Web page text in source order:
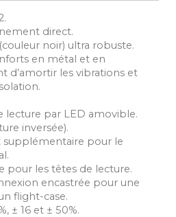
direct.
noir) ultra robuste.
en métal et en
d’amortir les vibrations et
lecture par LED amovible.
inversée).
pour le
pour les têtes de lecture.
encastrée pour une
flight-case.
± 16 et ± 50%.